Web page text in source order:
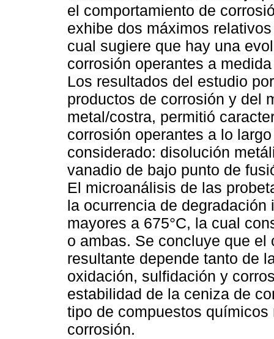
el comportamiento de
exhibe dos máximos
cual sugiere que hay una
corrosión operantes a
Los resultados del estudio
productos de corrosión y del
metal/costra, permitió
corrosión operantes a lo
considerado: disolución
vanadio de bajo punto de
El microanálisis de las
la ocurrencia de
mayores a 675°C, la cual
o ambas. Se concluye que
resultante depende tanto de
oxidación, sulfidación y
estabilidad de la ceniza de
tipo de compuestos
corrosión.